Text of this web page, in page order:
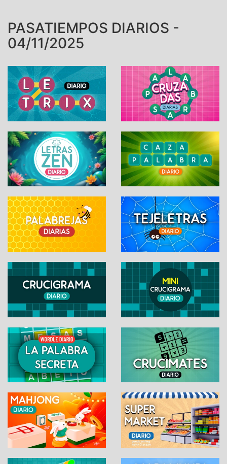
PASATIEMPOS DIARIOS -
04/11/2025